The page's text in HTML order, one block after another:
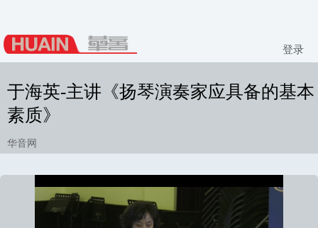
登录
于海英-主讲《扬琴演奏家应具备的基本
素质》
华音网